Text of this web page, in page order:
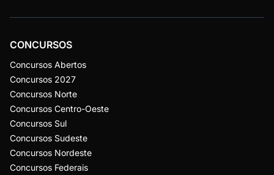
CONCURSOS
Concursos Abertos
Concursos 2027
Concursos Norte
Concursos Centro-Oeste
Concursos Sul
Concursos Sudeste
Concursos Nordeste
Concursos Federais